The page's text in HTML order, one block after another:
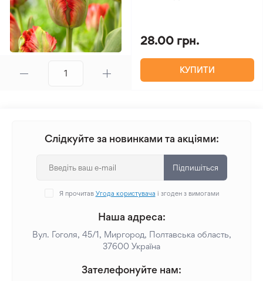
28.00 грн.
КУПИТИ
Слідкуйте за новинками та акціями:
Підпишіться
Я прочитав Угода користувача і згоден з вимогами
Наша адреса:
Вул. Гоголя, 45/1, Миргород, Полтавська область,
37600 Україна
Зателефонуйте нам: